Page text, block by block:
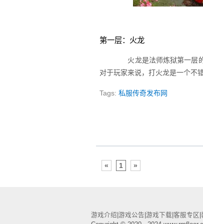
第一层：火龙
火龙是法师炼狱第一层的
对于玩家来说，打火龙是一个不
Tags:私服传奇发布网
« 1 »
游戏介绍 游戏公告 游戏下载 客服专区